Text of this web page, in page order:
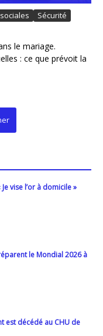
Sécurité
le mariage.
: ce que prévoit la
Je vise l’or à domicile »
le Mondial 2026 à
est décédé au CHU de